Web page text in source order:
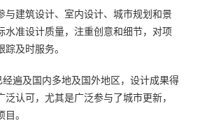
与建筑设计、室内设计、城市规划和景
水准设计质量，注重创意和细节，对项
及时服务。
遍及国内多地及国外地区，设计成果得
认可，尤其是广泛参与了城市更新，
。